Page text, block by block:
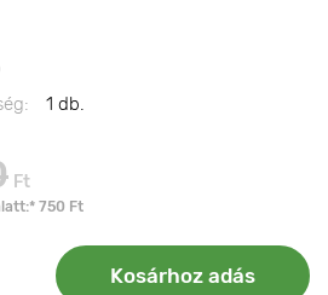
1 db.
Ft
750 Ft
Kosárhoz adás